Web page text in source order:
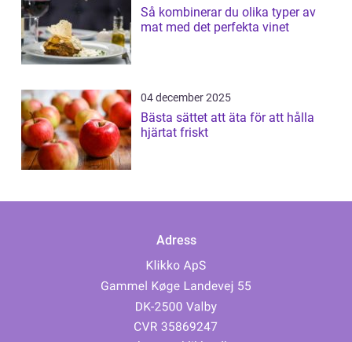
Så kombinerar du olika typer av
mat med det perfekta vinet
04 december 2025
Bästa sättet att äta för att hålla
hjärtat friskt
Adress